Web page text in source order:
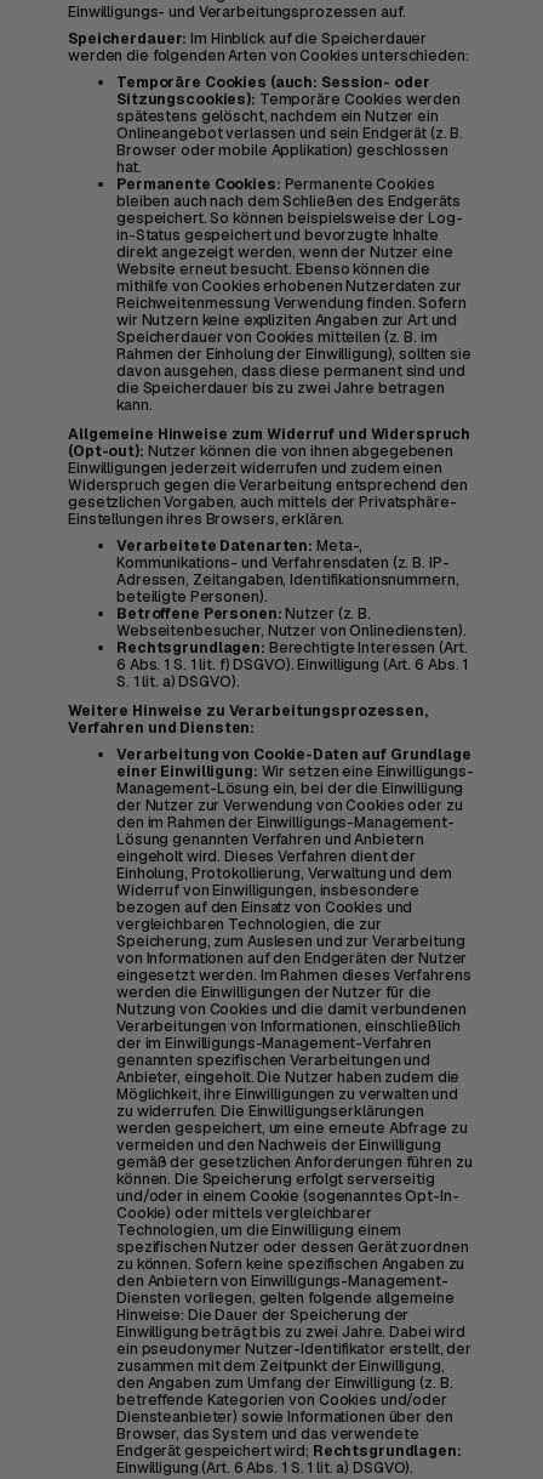
Einwilligungs- und Verarbeitungsprozessen auf.
Speicherdauer:Im Hinblick auf die Speicherdauer
werden die folgenden Arten von Cookies unterschieden:
Temporäre Cookies (auch: Session- oder
Sitzungscookies): Temporäre Cookies werden
spätestens gelöscht, nachdem ein Nutzer ein
Onlineangebot verlassen und sein Endgerät (z. B.
Browser oder mobile Applikation) geschlossen
hat.
Permanente Cookies: Permanente Cookies
bleiben auch nach dem Schließen des Endgeräts
gespeichert. So können beispielsweise der Log-
in-Status gespeichert und bevorzugte Inhalte
direkt angezeigt werden, wenn der Nutzer eine
Website erneut besucht. Ebenso können die
mithilfe von Cookies erhobenen Nutzerdaten zur
Reichweitenmessung Verwendung finden. Sofern
wir Nutzern keine expliziten Angaben zur Art und
Speicherdauer von Cookies mitteilen (z. B. im
Rahmen der Einholung der Einwilligung), sollten sie
davon ausgehen, dass diese permanent sind und
die Speicherdauer bis zu zwei Jahre betragen
kann.
Allgemeine Hinweise zum Widerruf und Widerspruch
(Opt-out): Nutzer können die von ihnen abgegebenen
Einwilligungen jederzeit widerrufen und zudem einen
Widerspruch gegen die Verarbeitung entsprechend den
gesetzlichen Vorgaben, auch mittels der Privatsphäre-
Einstellungen ihres Browsers, erklären.
Verarbeitete Datenarten: Meta-,
Kommunikations- und Verfahrensdaten (z. B. IP-
Adressen, Zeitangaben, Identifikationsnummern,
beteiligte Personen).
Betroffene Personen:Nutzer (z. B.
Webseitenbesucher, Nutzer von Onlinediensten).
Rechtsgrundlagen: Berechtigte Interessen (Art.
6 Abs. 1 S. 1 lit. f) DSGVO). Einwilligung (Art. 6 Abs. 1
S. 1 lit. a) DSGVO).
Weitere Hinweise zu Verarbeitungsprozessen,
Verfahren und Diensten:
Verarbeitung von Cookie-Daten auf Grundlage
einer Einwilligung: Wir setzen eine Einwilligungs-
Management-Lösung ein, bei der die Einwilligung
der Nutzer zur Verwendung von Cookies oder zu
den im Rahmen der Einwilligungs-Management-
Lösung genannten Verfahren und Anbietern
eingeholt wird. Dieses Verfahren dient der
Einholung, Protokollierung, Verwaltung und dem
Widerruf von Einwilligungen, insbesondere
bezogen auf den Einsatz von Cookies und
vergleichbaren Technologien, die zur
Speicherung, zum Auslesen und zur Verarbeitung
von Informationen auf den Endgeräten der Nutzer
eingesetzt werden. Im Rahmen dieses Verfahrens
werden die Einwilligungen der Nutzer für die
Nutzung von Cookies und die damit verbundenen
Verarbeitungen von Informationen, einschließlich
der im Einwilligungs-Management-Verfahren
genannten spezifischen Verarbeitungen und
Anbieter, eingeholt. Die Nutzer haben zudem die
Möglichkeit, ihre Einwilligungen zu verwalten und
zu widerrufen. Die Einwilligungserklärungen
werden gespeichert, um eine erneute Abfrage zu
vermeiden und den Nachweis der Einwilligung
gemäß der gesetzlichen Anforderungen führen zu
können. Die Speicherung erfolgt serverseitig
und/oder in einem Cookie (sogenanntes Opt-In-
Cookie) oder mittels vergleichbarer
Technologien, um die Einwilligung einem
spezifischen Nutzer oder dessen Gerät zuordnen
zu können. Sofern keine spezifischen Angaben zu
den Anbietern von Einwilligungs-Management-
Diensten vorliegen, gelten folgende allgemeine
Hinweise: Die Dauer der Speicherung der
Einwilligung beträgt bis zu zwei Jahre. Dabei wird
ein pseudonymer Nutzer-Identifikator erstellt, der
zusammen mit dem Zeitpunkt der Einwilligung,
den Angaben zum Umfang der Einwilligung (z. B.
betreffende Kategorien von Cookies und/oder
Diensteanbieter) sowie Informationen über den
Browser, das System und das verwendete
Endgerät gespeichert wird; Rechtsgrundlagen:
Einwilligung (Art. 6 Abs. 1 S. 1 lit. a) DSGVO).